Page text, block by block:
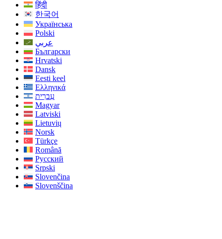
हिंदी
한국어
Українська
Polski
عربي
Български
Hrvatski
Dansk
Eesti keel
Ελληνικά
עִברִית
Magyar
Latviski
Lietuvių
Norsk
Türkçe
Română
Русский
Srpski
Slovenčina
Slovenščina